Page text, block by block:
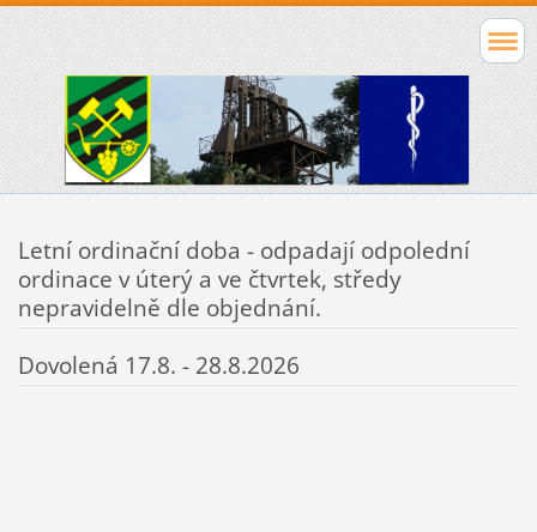
Letní ordinační doba - odpadají odpolední
ordinace v úterý a ve čtvrtek, středy
nepravidelně dle objednání.
Dovolená 17.8. - 28.8.2026